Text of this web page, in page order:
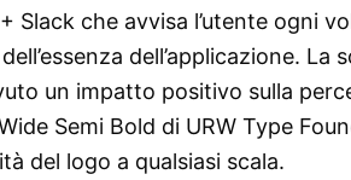
Slack che avvisa l’utente ogni
dell’applicazione. La
un impatto positivo sulla
Semi Bold di URW Type
del logo a qualsiasi scala.